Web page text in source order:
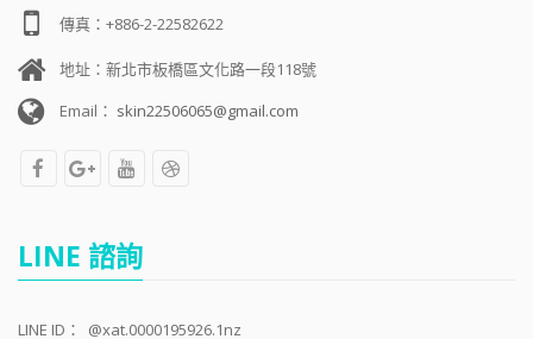
傳真：+886-2-22582622
地址：新北市板橋區文化路一段118號
Email： skin22506065@gmail.com
LINE 諮詢
LINE ID： @xat.0000195926.1nz